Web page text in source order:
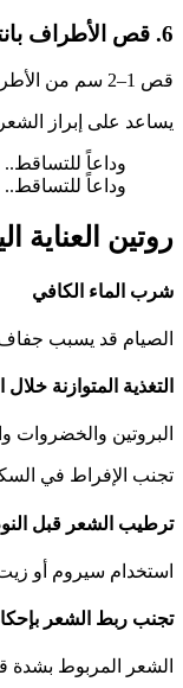
6. قص الأطراف بانتظام
قص 1–2 سم من الأطراف كل 6–8 أسابيع يمنع التقصف ويعطي شعورًا بالكثافة.
يساعد على إبراز
وداعاً
وداعاً
روتين العناية
شرب الماء الكافي
الصيام قد يسبب جفاف الشعر،
التغذية المتوازنة
البروتين والخضروات
تجنب الإفراط في
ترطيب الشعر قبل
استخدام سيروم أو
تجنب ربط الشعر
الشعر المربوط بشدة